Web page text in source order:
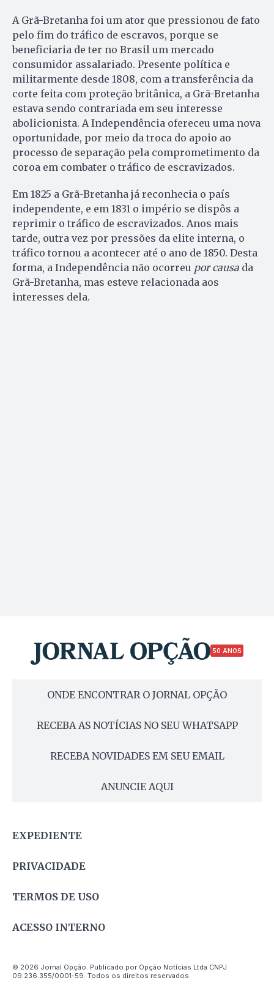
A Grã-Bretanha foi um ator que pressionou de fato
pelo fim do tráfico de escravos, porque se
beneficiaria de ter no Brasil um mercado
consumidor assalariado. Presente política e
militarmente desde 1808, com a transferência da
corte feita com proteção britânica, a Grã-Bretanha
estava sendo contrariada em seu interesse
abolicionista. A Independência ofereceu uma nova
oportunidade, por meio da troca do apoio ao
processo de separação pela comprometimento da
coroa em combater o tráfico de escravizados.
Em 1825 a Grã-Bretanha já reconhecia o país
independente, e em 1831 o império se dispôs a
reprimir o tráfico de escravizados. Anos mais
tarde, outra vez por pressões da elite interna, o
tráfico tornou a acontecer até o ano de 1850. Desta
forma, a Independência não ocorreu por causa da
Grã-Bretanha, mas esteve relacionada aos
interesses dela.
50 ANOS
ONDE ENCONTRAR O JORNAL OPÇÃO
RECEBA AS NOTÍCIAS NO SEU WHATSAPP
RECEBA NOVIDADES EM SEU EMAIL
ANUNCIE AQUI
EXPEDIENTE
PRIVACIDADE
TERMOS DE USO
ACESSO INTERNO
© 2026 Jornal Opção. Publicado por Opção Notícias Ltda CNPJ
09.236.355/0001-59. Todos os direitos reservados.